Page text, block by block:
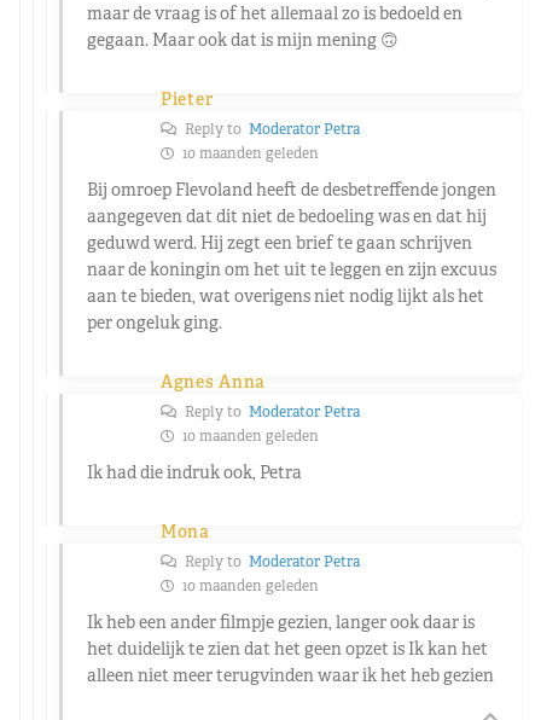
maar de vraag is of het allemaal zo is bedoeld en
gegaan. Maar ook dat is mijn mening 🙃
Pieter
Reply to Moderator Petra
10 maanden geleden
Bij omroep Flevoland heeft de desbetreffende jongen
aangegeven dat dit niet de bedoeling was en dat hij
geduwd werd. Hij zegt een brief te gaan schrijven
naar de koningin om het uit te leggen en zijn excuus
aan te bieden, wat overigens niet nodig lijkt als het
per ongeluk ging.
Agnes Anna
Reply to Moderator Petra
10 maanden geleden
Ik had die indruk ook, Petra
Mona
Reply to Moderator Petra
10 maanden geleden
Ik heb een ander filmpje gezien, langer ook daar is
het duidelijk te zien dat het geen opzet is Ik kan het
alleen niet meer terugvinden waar ik het heb gezien